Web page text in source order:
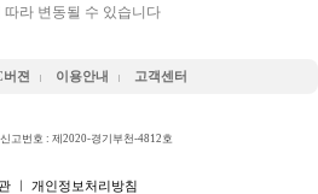
라 변동될 수 있습니다
버젼 이용안내 고객센터
고번호 : 제2020-경기부천-4812호
ㅣ 개인정보처리방침